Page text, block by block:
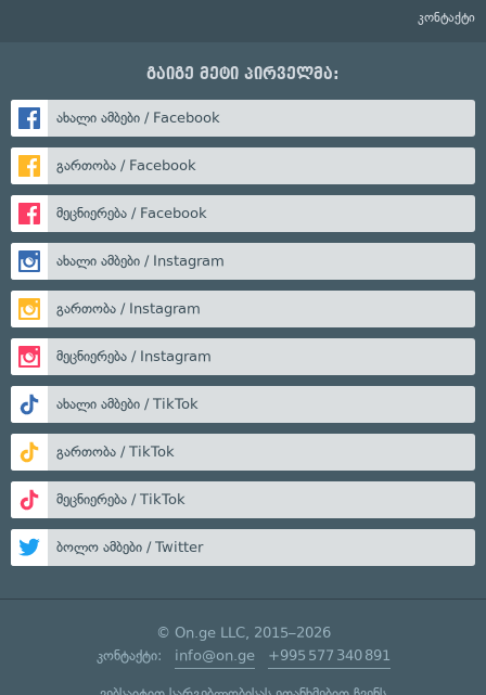
კონტაქტი
გაიგე მეტი პირველმა:
ახალი ამბები / Facebook
გართობა / Facebook
მეცნიერება / Facebook
ახალი ამბები / Instagram
გართობა / Instagram
მეცნიერება / Instagram
ახალი ამბები / TikTok
გართობა / TikTok
მეცნიერება / TikTok
ბოლო ამბები / Twitter
© On.ge LLC, 2015–2026
კონტაქტი: info@on.ge +995 577 340 891